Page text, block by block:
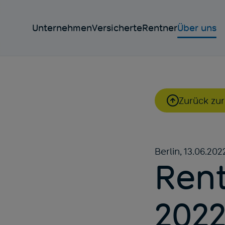
UnternehmenVersicherteRentnerÜber uns
Zurück
Berlin,
2022